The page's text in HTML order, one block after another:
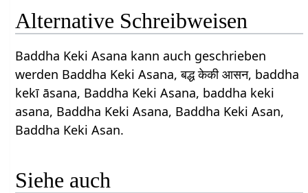
Alternative Schreibweisen
Baddha Keki Asana kann auch geschrieben
werden Baddha Keki Asana, बद्ध केकी आसन, baddha
kekī āsana, Baddha Keki Asana, baddha keki
asana, Baddha Keki Asana, Baddha Keki Asan,
Baddha Keki Asan.
Siehe auch